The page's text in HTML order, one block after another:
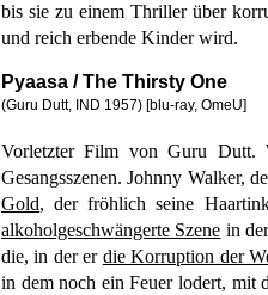
bis sie zu einem Thriller über
und reich erbende Kinder wird.
Pyaasa / The Thirsty One
(Guru Dutt, IND 1957) [blu-ray, OmeU]
Vorletzter Film von Guru Dutt.
Gesangsszenen. Johnny Walker,
Gold, der fröhlich seine
alkoholgeschwängerte Szene in
die, in der er die Korruption der
in dem noch ein Feuer lodert, mit